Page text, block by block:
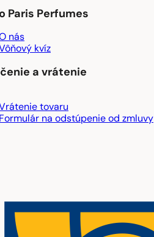
Paris Perfumes
nás
Vôňový kvíz
a vrátenie
Vrátenie tovaru
Formulár na odstúpenie od zmluvy